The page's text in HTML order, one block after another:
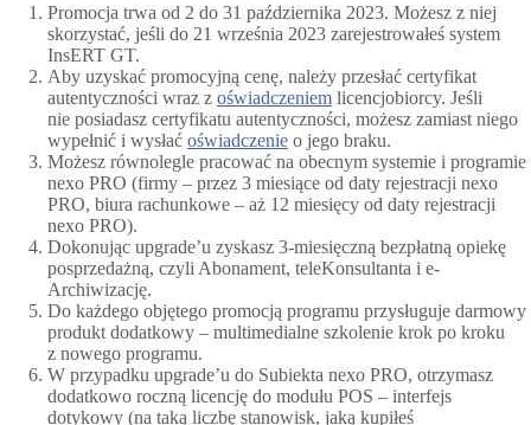
Promocja trwa od 2 do 31 października 2023. Możesz z niej
skorzystać, jeśli do 21 września 2023 zarejestrowałeś system
InsERT GT.
Aby uzyskać promocyjną cenę, należy przesłać certyfikat
autentyczności wraz z oświadczeniem licencjobiorcy. Jeśli
nie posiadasz certyfikatu autentyczności, możesz zamiast niego
wypełnić i wysłać oświadczenie o jego braku.
Możesz równolegle pracować na obecnym systemie i programie
nexo PRO (firmy – przez 3 miesiące od daty rejestracji nexo
PRO, biura rachunkowe – aż 12 miesięcy od daty rejestracji
nexo PRO).
Dokonując upgrade’u zyskasz 3-miesięczną bezpłatną opiekę
posprzedażną, czyli Abonament, teleKonsultanta i e-
Archiwizację.
Do każdego objętego promocją programu przysługuje darmowy
produkt dodatkowy – multimedialne szkolenie krok po kroku
z nowego programu.
W przypadku upgrade’u do Subiekta nexo PRO, otrzymasz
dodatkowo roczną licencję do modułu POS – interfejs
dotykowy (na taką liczbę stanowisk, jaką kupiłeś